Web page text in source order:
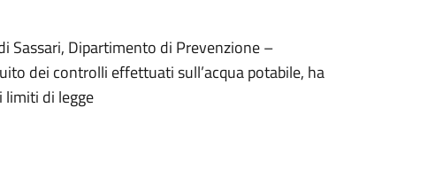
Sassari, Dipartimento di Prevenzione –
dei controlli effettuati sull’acqua potabile, ha
di legge